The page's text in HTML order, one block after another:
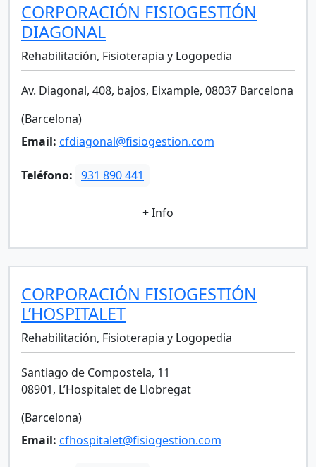
CORPORACIÓN FISIOGESTIÓN
DIAGONAL
Rehabilitación, Fisioterapia y Logopedia
Av. Diagonal, 408, bajos, Eixample, 08037 Barcelona
(Barcelona)
Email: cfdiagonal@fisiogestion.com
Teléfono: 931 890 441
+ Info
CORPORACIÓN FISIOGESTIÓN
L’HOSPITALET
Rehabilitación, Fisioterapia y Logopedia
Santiago de Compostela, 11
08901, L’Hospitalet de Llobregat
(Barcelona)
Email: cfhospitalet@fisiogestion.com